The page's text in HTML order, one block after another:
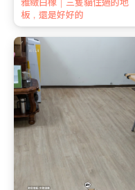
板，還是好好的